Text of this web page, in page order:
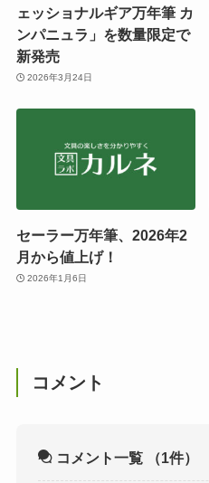
ェッショナルギア万年筆 カ
ンパニュラ」を数量限定で
新発売
2026年3月24日
セーラー万年筆、2026年2
月から値上げ！
2026年1月6日
コメント
コメント一覧 （1件）